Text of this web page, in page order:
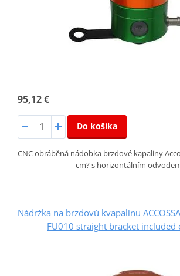
95,12 €
Do košíka
CNC obráběná nádobka brzdové kapaliny
cm? s horizontálním
Nádržka na brzdovú kvapalinu
FU010 straight bracket included